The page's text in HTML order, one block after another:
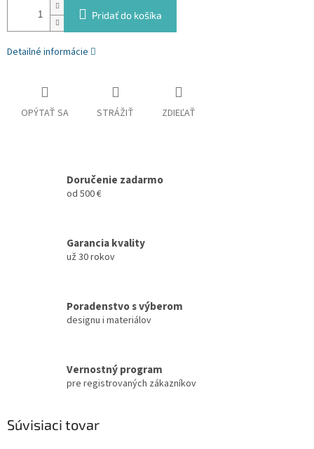
Pridať do košíka
Detailné informácie
OPÝTAŤ SA STRÁŽIŤ ZDIEĽAŤ
Doručenie zadarmo
od 500 €
Garancia kvality
už 30 rokov
Poradenstvo s výberom
designu i materiálov
Vernostný program
pre registrovaných zákazníkov
Súvisiaci tovar